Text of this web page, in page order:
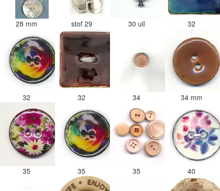
28 mm stof 29 30 uil 32
32 32 34 34 mm
35 35 35 40